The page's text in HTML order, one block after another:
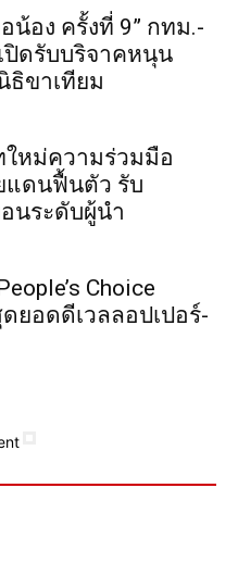
น้อง ครั้งที่ 9” กทม.-
ปิดรับบริจาคหนุน
ธิขาเทียม
ใหม่ความร่วมมือ
แดนฟื้นตัว รับ
นระดับผู้นำ
Choice
ยอดดีเวลลอปเปอร์-